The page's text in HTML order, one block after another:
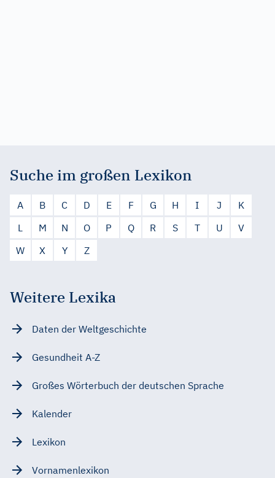
Suche im großen Lexikon
A B C D E F G H I J
K
L
M N O P Q R S T U
V
W
X Y Z
Weitere Lexika
Daten der Weltgeschichte
Gesundheit A-Z
Großes Wörterbuch der deutschen Sprache
Kalender
Lexikon
Vornamenlexikon